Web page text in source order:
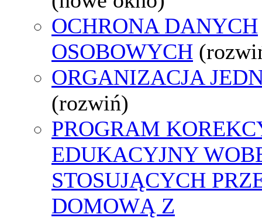
OCHRONA DANYCH
OSOBOWYCH
ORGANIZACJA
(rozwiń)
PROGRAM
EDUKACYJNY
STOSUJĄCYCH
DOMOWĄ Z